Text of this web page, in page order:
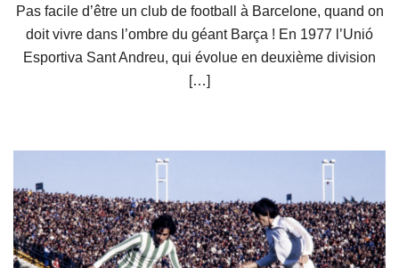
Pas facile d’être un club de football à Barcelone, quand on
doit vivre dans l’ombre du géant Barça ! En 1977 l’Unió
Esportiva Sant Andreu, qui évolue en deuxième division
[…]